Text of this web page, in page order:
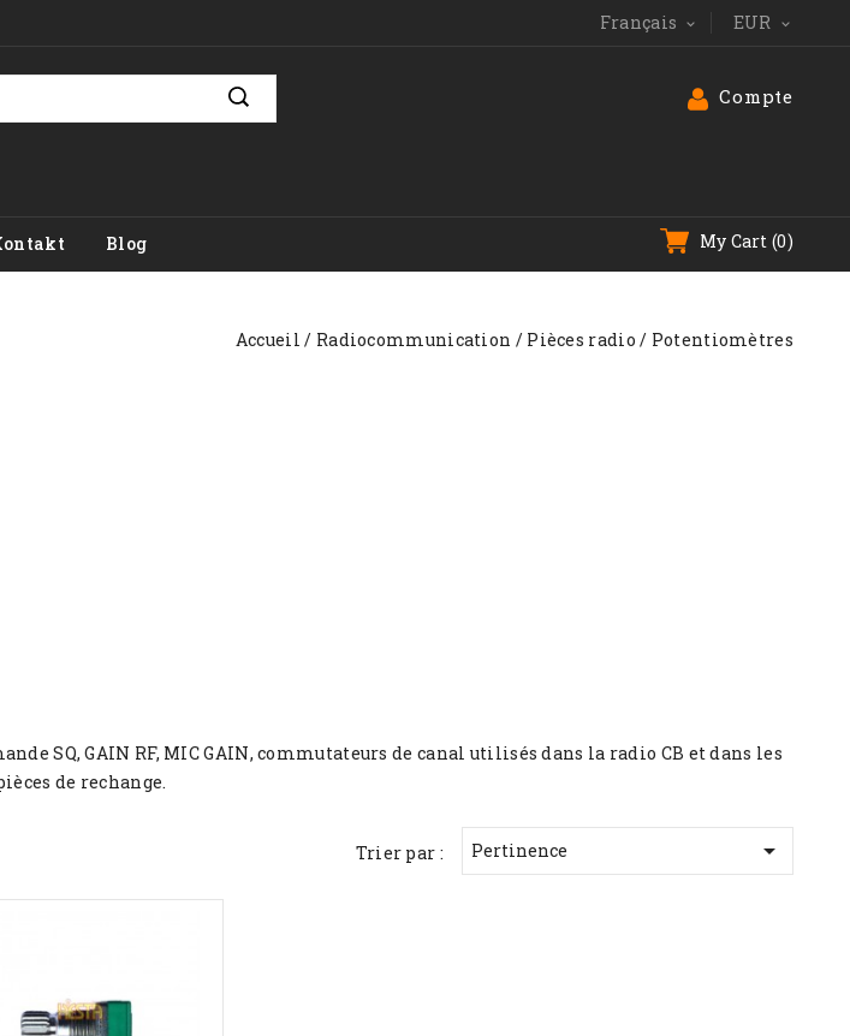
Français  EUR 
Compte
My Cart (0)
Blog
Accueil Radiocommunication Pièces radio Potentiomètres
SQ, GAIN RF, MIC GAIN, commutateurs de canal utilisés dans la radio CB et dans les
de rechange.
Trier par : Pertinence 